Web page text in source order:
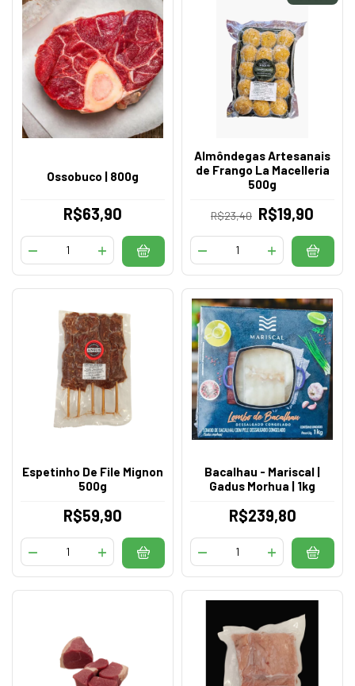
Ossobuco | 800g
R$63,90
Almôndegas Artesanais
de Frango La Macelleria
500g
R$23,40 R$19,90
Espetinho De File Mignon
500g
R$59,90
Bacalhau - Mariscal |
Gadus Morhua | 1kg
R$239,80